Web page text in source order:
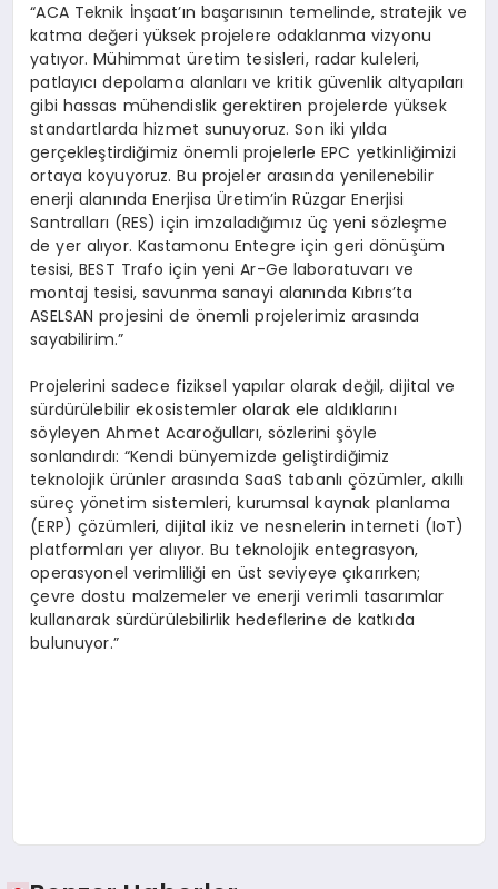
“ACA Teknik İnşaat’ın başarısının temelinde, stratejik ve
katma değeri yüksek projelere odaklanma vizyonu
yatıyor. Mühimmat üretim tesisleri, radar kuleleri,
patlayıcı depolama alanları ve kritik güvenlik altyapıları
gibi hassas mühendislik gerektiren projelerde yüksek
standartlarda hizmet sunuyoruz. Son iki yılda
gerçekleştirdiğimiz önemli projelerle EPC yetkinliğimizi
ortaya koyuyoruz. Bu projeler arasında yenilenebilir
enerji alanında Enerjisa Üretim’in Rüzgar Enerjisi
Santralları (RES) için imzaladığımız üç yeni sözleşme
de yer alıyor. Kastamonu Entegre için geri dönüşüm
tesisi, BEST Trafo için yeni Ar-Ge laboratuvarı ve
montaj tesisi, savunma sanayi alanında Kıbrıs’ta
ASELSAN projesini de önemli projelerimiz arasında
sayabilirim.”
Projelerini sadece fiziksel yapılar olarak değil, dijital ve
sürdürülebilir ekosistemler olarak ele aldıklarını
söyleyen Ahmet Acaroğulları, sözlerini şöyle
sonlandırdı: “Kendi bünyemizde geliştirdiğimiz
teknolojik ürünler arasında SaaS tabanlı çözümler, akıllı
süreç yönetim sistemleri, kurumsal kaynak planlama
(ERP) çözümleri, dijital ikiz ve nesnelerin interneti (IoT)
platformları yer alıyor. Bu teknolojik entegrasyon,
operasyonel verimliliği en üst seviyeye çıkarırken;
çevre dostu malzemeler ve enerji verimli tasarımlar
kullanarak sürdürülebilirlik hedeflerine de katkıda
bulunuyor.”